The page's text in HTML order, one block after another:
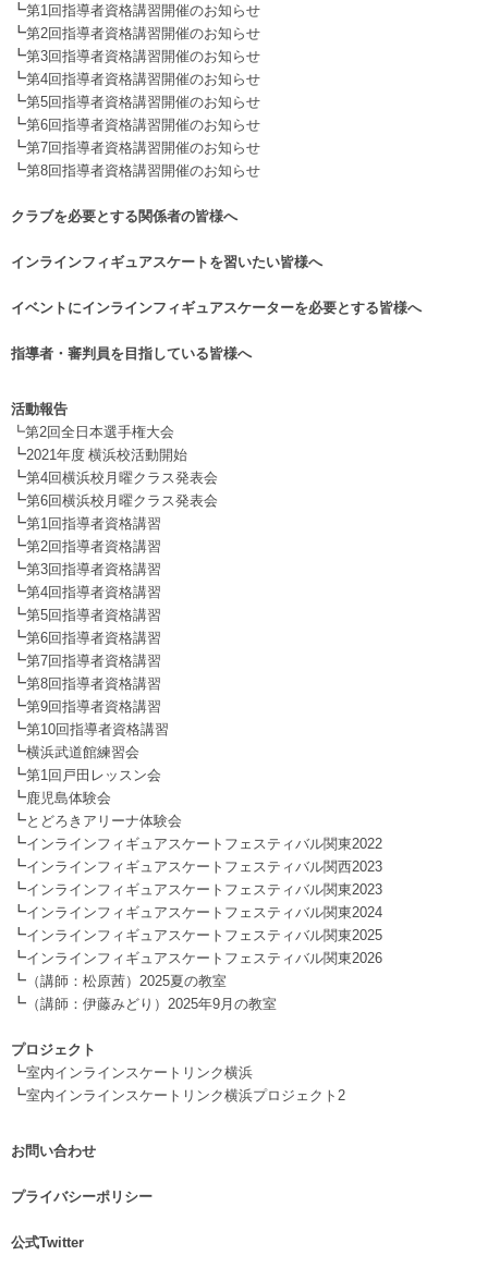
┗第1回指導者資格講習開催のお知らせ
┗第2回指導者資格講習開催のお知らせ
┗第3回指導者資格講習開催のお知らせ
┗第4回指導者資格講習開催のお知らせ
┗第5回指導者資格講習開催のお知らせ
┗第6回指導者資格講習開催のお知らせ
┗第7回指導者資格講習開催のお知らせ
┗第8回指導者資格講習開催のお知らせ
クラブを必要とする関係者の皆様へ
インラインフィギュアスケートを習いたい皆様へ
イベントにインラインフィギュアスケーターを必要とする皆様へ
指導者・審判員を目指している皆様へ
活動報告
┗第2回全日本選手権大会
┗2021年度 横浜校活動開始
┗第4回横浜校月曜クラス発表会
┗第6回横浜校月曜クラス発表会
┗第1回指導者資格講習
┗第2回指導者資格講習
┗第3回指導者資格講習
┗第4回指導者資格講習
┗第5回指導者資格講習
┗第6回指導者資格講習
┗第7回指導者資格講習
┗第8回指導者資格講習
┗第9回指導者資格講習
┗第10回指導者資格講習
┗横浜武道館練習会
┗第1回戸田レッスン会
┗ 鹿児島体験会
┗とどろきアリーナ体験会
┗インラインフィギュアスケートフェスティバル関東2022
┗インラインフィギュアスケートフェスティバル関西2023
┗インラインフィギュアスケートフェスティバル関東2023
┗インラインフィギュアスケートフェスティバル関東2024
┗インラインフィギュアスケートフェスティバル関東2025
┗インラインフィギュアスケートフェスティバル関東2026
┗ （講師：松原茜）2025夏の教室
┗ （講師：伊藤みどり）2025年9月の教室
プロジェクト
┗室内インラインスケートリンク横浜
┗室内インラインスケートリンク横浜プロジェクト2
お問い合わせ
プライバシーポリシー
公式Twitter